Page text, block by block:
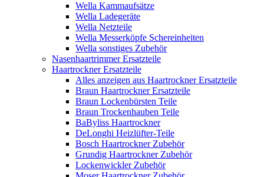
Wella Kammaufsätze
Wella Ladegeräte
Wella Netzteile
Wella Messerköpfe Schereinheiten
Wella sonstiges Zubehör
Nasenhaartrimmer Ersatzteile
Haartrockner Ersatzteile
Alles anzeigen aus Haartrockner Ersatzteile
Braun Haartrockner Ersatzteile
Braun Lockenbürsten Teile
Braun Trockenhauben Teile
BaByliss Haartrockner
DeLonghi Heizlüfter-Teile
Bosch Haartrockner Zubehör
Grundig Haartrockner Zubehör
Lockenwickler Zubehör